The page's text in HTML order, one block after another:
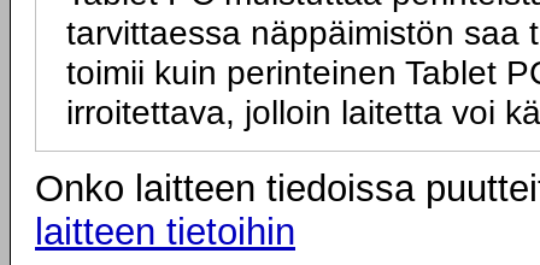
tarvittaessa näppäimistön saa
toimii kuin perinteinen Tablet
irroitettava, jolloin laitetta voi
Onko laitteen tiedoissa
laitteen tietoihin